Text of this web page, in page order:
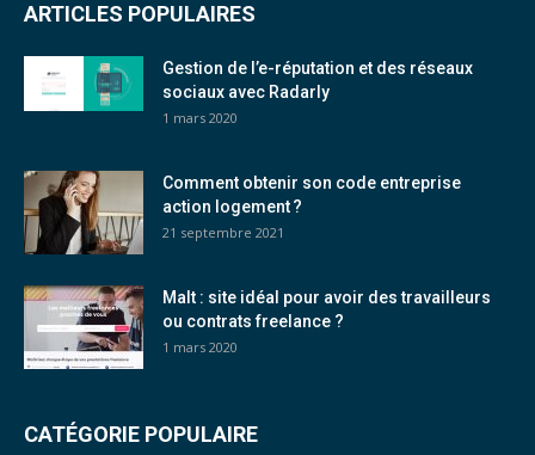
ARTICLES POPULAIRES
Gestion de l’e-réputation et des réseaux
sociaux avec Radarly
1 mars 2020
Comment obtenir son code entreprise
action logement ?
21 septembre 2021
Malt : site idéal pour avoir des travailleurs
ou contrats freelance ?
1 mars 2020
CATÉGORIE POPULAIRE